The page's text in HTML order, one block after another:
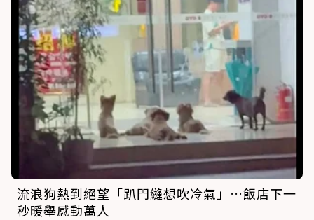
流浪狗熱到絕望「趴門縫想吹冷氣」…飯店下一
秒暖舉感動萬人